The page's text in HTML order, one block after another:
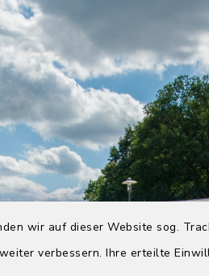
wir auf dieser Website sog.
verbessern. Ihre erteilte